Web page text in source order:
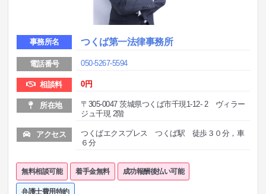
事務所名 つくば第一法律事務所
電話番号 050-5267-5594
相談料 0円
所在地
〒305-0047 茨城県つくば市千現1-12- 2 ヴィラー
ジュ千現 2階
アクセス
つくばエクスプレス つくば駅 徒歩３０分，車
６分
無料相談可能 着手金無料 成功報酬後払い可能
弁護士費用特約